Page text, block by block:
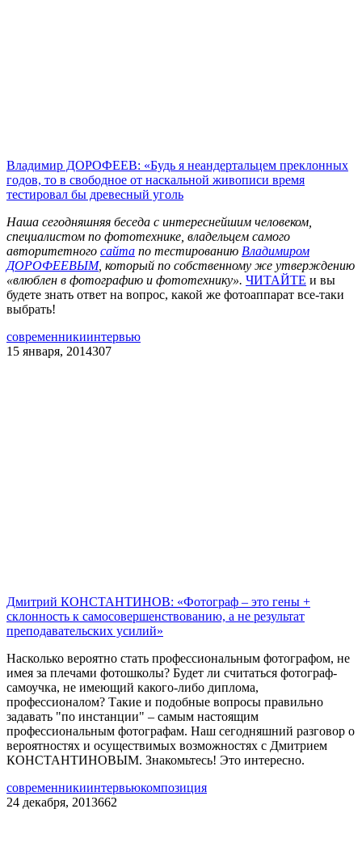
Владимир ДОРОФЕЕВ: «Будь я неандертальцем преклонных
годов, то в свободное от наскальной живописи время
тестировал бы древесный уголь
Наша сегодняшняя беседа с интереснейшим человеком,
специалистом по фототехнике, владельцем самого
авторитетного сайта по тестированию Владимиром
ДОРОФЕЕВЫМ, который по собственному же утверждению
«влюблен в фотографию и фототехнику». ЧИТАЙТЕ и вы
будете знать ответ на вопрос, какой же фотоаппарат все-таки
выбрать!
современникиинтервью
15 января, 2014307
Дмитрий КОНСТАНТИНОВ: «Фотограф – это гены +
склонность к самосовершенствованию, а не результат
преподавательских усилий»
Насколько вероятно стать профессиональным фотографом, не
имея за плечами фотошколы? Будет ли считаться фотограф-
самоучка, не имеющий какого-либо диплома,
профессионалом? Такие и подобные вопросы правильно
задавать "по инстанции" – самым настоящим
профессиональным фотографам. Наш сегодняшний разговор о
вероятностях и осуществимых возможностях с Дмитрием
КОНСТАНТИНОВЫМ. Знакомьтесь! Это интересно.
современникиинтервьюкомпозиция
24 декабря, 2013662